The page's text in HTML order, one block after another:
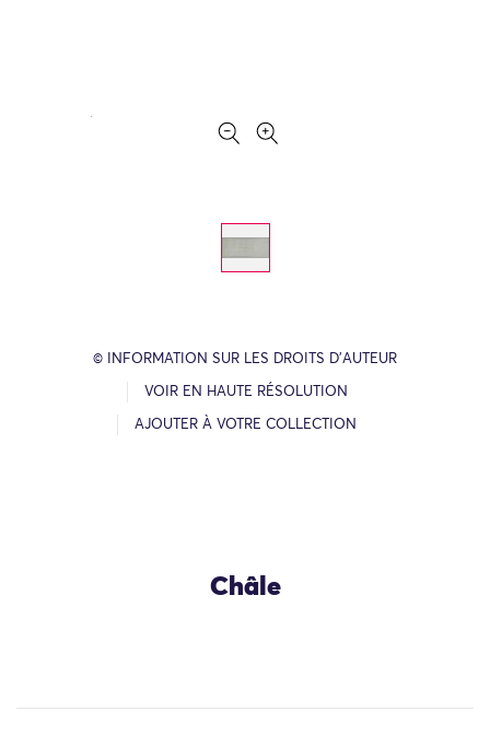
© INFORMATION SUR LES DROITS D’AUTEUR
VOIR EN HAUTE RÉSOLUTION
AJOUTER À VOTRE COLLECTION
Châle